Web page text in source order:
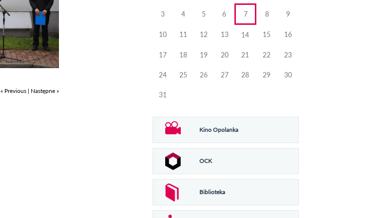
« Previous | Następne »
3 4 5 6 7 8 9
10 11 12 13 14 15 16
17 18 19 20 21 22 23
24 25 26 27 28 29 30
31
Kino Opolanka
OCK
Biblioteka